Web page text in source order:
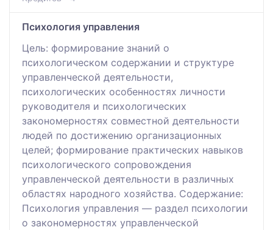
Психология управления
Цель: формирование знаний о
психологическом содержании и структуре
управленческой деятельности,
психологических особенностях личности
руководителя и психологических
закономерностях совместной деятельности
людей по достижению организационных
целей; формирование практических навыков
психологического сопровождения
управленческой деятельности в различных
областях народного хозяйства. Содержание:
Психология управления — раздел психологии
о закономерностях управленческой